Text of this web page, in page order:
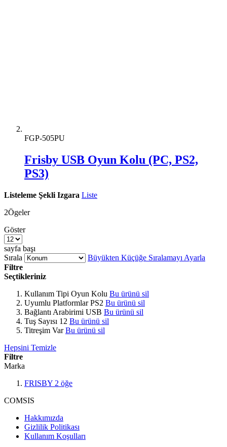
FGP-505PU
Frisby USB Oyun Kolu (PC, PS2,
PS3)
Listeleme Şekli Izgara Liste
2Ögeler
Göster
sayfa başı
Sırala
Büyükten Küçüğe Sıralamayı Ayarla
Filtre
Seçtikleriniz
Kullanım Tipi Oyun Kolu Bu ürünü sil
Uyumlu Platformlar PS2 Bu ürünü sil
Bağlantı Arabirimi USB Bu ürünü sil
Tuş Sayısı 12 Bu ürünü sil
Titreşim Var Bu ürünü sil
Hepsini Temizle
Filtre
Marka
FRISBY 2 öğe
COMSIS
Hakkımızda
Gizlilik Politikası
Kullanım Koşulları